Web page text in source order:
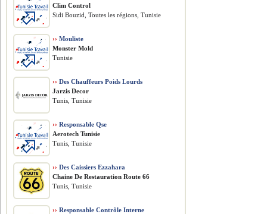
Clim Control
Sidi Bouzid, Toutes les régions, Tunisie
›› Mouliste
Monster Mold
Tunisie
›› Des Chauffeurs Poids Lourds
Jarzis Decor
Tunis, Tunisie
›› Responsable Qse
Aerotech Tunisie
Tunis, Tunisie
›› Des Caissiers Ezzahara
Chaine De Restauration Route 66
Tunis, Tunisie
›› Responsable Contrôle Interne